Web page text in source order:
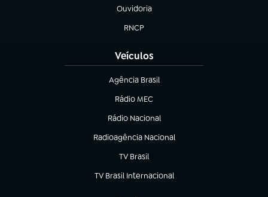
Ouvidoria
(abre em nova aba)
RNCP
(abre em nova aba)
Veículos
Agência Brasil
(abre em nova aba)
Rádio MEC
(abre em nova aba)
Rádio Nacional
Radioagência Nacional
(abre em nova aba)
TV Brasil
(abre em nova aba)
TV Brasil Internacional
(abre em nova aba)